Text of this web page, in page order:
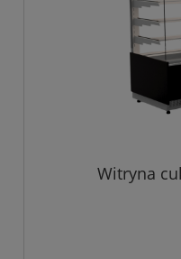
Witryna